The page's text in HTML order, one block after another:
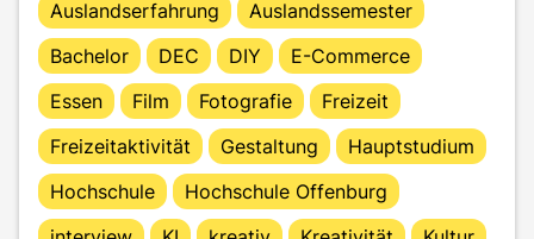
Auslandserfahrung
Auslandssemester
Bachelor
DEC DIY
E-Commerce
Essen
Film Fotografie
Freizeit
Freizeitaktivität
Gestaltung
Hauptstudium
Hochschule
Hochschule Offenburg